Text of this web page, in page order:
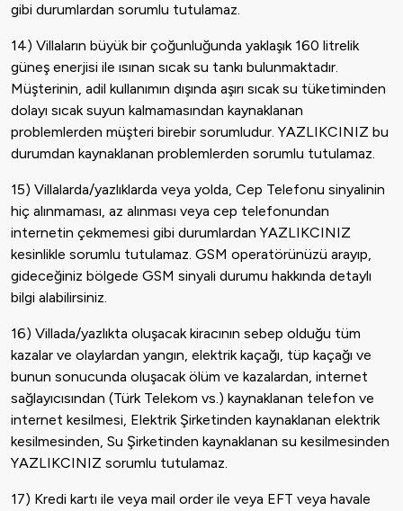
gibi durumlardan sorumlu tutulamaz.
14) Villaların büyük bir çoğunluğunda yaklaşık 160 litrelik
güneş enerjisi ile ısınan sıcak su tankı bulunmaktadır.
Müşterinin, adil kullanımın dışında aşırı sıcak su tüketiminden
dolayı sıcak suyun kalmamasından kaynaklanan
problemlerden müşteri birebir sorumludur. YAZLIKCINIZ bu
durumdan kaynaklanan problemlerden sorumlu tutulamaz.
15) Villalarda/yazlıklarda veya yolda, Cep Telefonu sinyalinin
hiç alınmaması, az alınması veya cep telefonundan
internetin çekmemesi gibi durumlardan YAZLIKCINIZ
kesinlikle sorumlu tutulamaz. GSM operatörünüzü arayıp,
gideceğiniz bölgede GSM sinyali durumu hakkında detaylı
bilgi alabilirsiniz.
16) Villada/yazlıkta oluşacak kiracının sebep olduğu tüm
kazalar ve olaylardan yangın, elektrik kaçağı, tüp kaçağı ve
bunun sonucunda oluşacak ölüm ve kazalardan, internet
sağlayıcısından (Türk Telekom vs.) kaynaklanan telefon ve
internet kesilmesi, Elektrik Şirketinden kaynaklanan elektrik
kesilmesinden, Su Şirketinden kaynaklanan su kesilmesinden
YAZLIKCINIZ sorumlu tutulamaz.
17) Kredi kartı ile veya mail order ile veya EFT veya havale